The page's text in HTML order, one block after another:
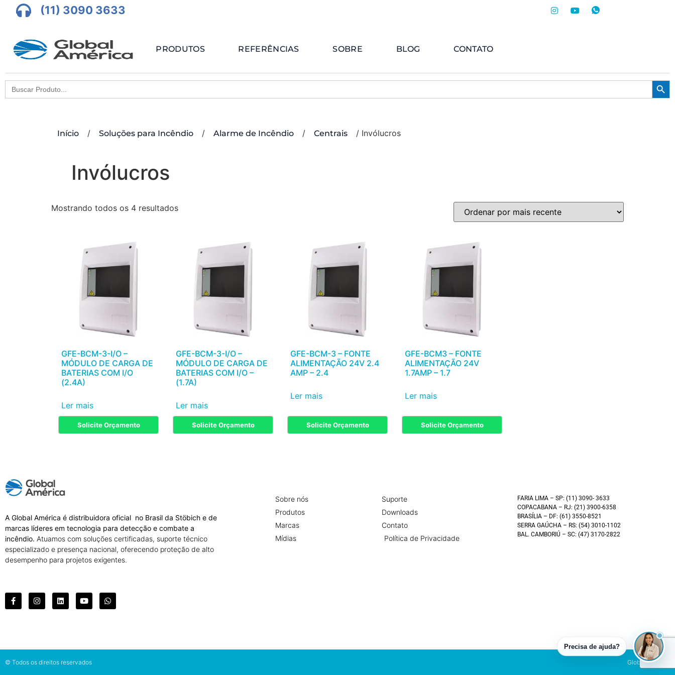
(11) 3090 3633
PRODUTOS REFERÊNCIAS SOBRE BLOG CONTATO
Search
for:
Início / Soluções para Incêndio / Alarme de Incêndio / Centrais / Invólucros
Invólucros
Mostrando todos os 4 resultados
GFE-BCM-3-I/O –
MÓDULO DE CARGA DE
BATERIAS COM I/O
(2.4A)
Solicite Orçamento
Ler mais
GFE-BCM-3-I/O –
MÓDULO DE CARGA DE
BATERIAS COM I/O –
(1.7A)
Solicite Orçamento
Ler mais
GFE-BCM-3 – FONTE
ALIMENTAÇÃO 24V 2.4
AMP – 2.4
Solicite Orçamento
Ler mais
GFE-BCM3 – FONTE
ALIMENTAÇÃO 24V
1.7AMP – 1.7
Solicite Orçamento
Ler mais
A Global América é distribuidora oficial no Brasil da Stöbich e de
marcas líderes em tecnologia para detecção e combate a
incêndio. Atuamos com soluções certificadas, suporte técnico
especializado e presença nacional, oferecendo proteção de alto
desempenho para projetos exigentes.
Sobre nós
Produtos
Marcas
Mídias
Suporte
Downloads
Contato
Política de Privacidade
FARIA LIMA – SP: (11) 3090- 3633
COPACABANA – RJ: (21) 3900-6358
BRASÍLIA – DF: (61) 3550-8521
SERRA GAÚCHA – RS: (54) 3010-1102
BAL. CAMBORIÚ – SC: (47) 3170-2822
© Todos os direitos reservados Global América
Precisa de ajuda?